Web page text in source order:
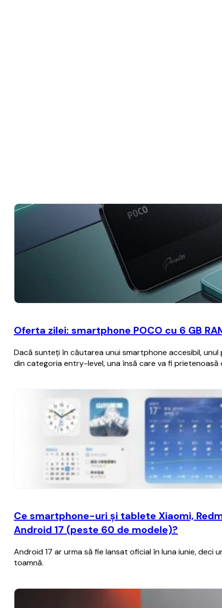
Oferta zilei: smartphone POCO cu 6 GB
Dacă sunteţi în căutarea unui smartphone accesibil,
din categoria entry-level, una însă care va fi prietenoasă
Ce smartphone-uri şi tablete Xiaomi,
Android 17 (peste 60 de modele)?
Android 17 ar urma să fie lansat oficial în luna iunie,
toamnă.